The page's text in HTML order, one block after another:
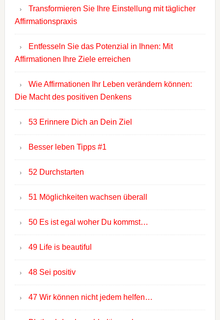
Transformieren Sie Ihre Einstellung mit täglicher
Affirmationspraxis
Entfesseln Sie das Potenzial in Ihnen: Mit
Affirmationen Ihre Ziele erreichen
Wie Affirmationen Ihr Leben verändern können:
Die Macht des positiven Denkens
53 Erinnere Dich an Dein Ziel
Besser leben Tipps #1
52 Durchstarten
51 Möglichkeiten wachsen überall
50 Es ist egal woher Du kommst…
49 Life is beautiful
48 Sei positiv
47 Wir können nicht jedem helfen…